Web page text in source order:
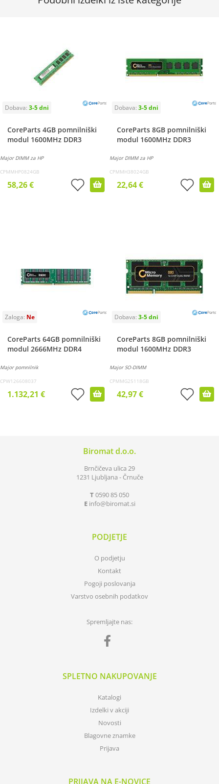
CoreParts 4GB pomnilniški
modul 1600MHz DDR3
Major DIMM za HP
CPMMHP0824GB
58,26 €
CoreParts 8GB pomnilniški
modul 1600MHz DDR3
Major DIMM za HP
CPMMH38024GB
22,64 €
CoreParts 64GB pomnilniški
modul 2666MHz DDR4
Major pomnilnik
CPW126608037
1.132,21 €
CoreParts 8GB pomnilniški
modul 1600MHz DDR3
Major SO-DIMM
CPMMG25118GB
42,97 €
Biromat d.o.o.
Brnčičeva ulica 29
1231 Ljubljana - Črnuče
T0590 85 050
E info biromat.si
PODJETJE
O podjetju
Kontakt
Pogoji poslovanja
Varstvo osebnih podatkov
Spremljajte nas:
SPLETNO NAKUPOVANJE
Katalogi
Izdelki v akciji
Novosti
Blagovne znamke
Prijava
PRIJAVA NA E-NOVICE